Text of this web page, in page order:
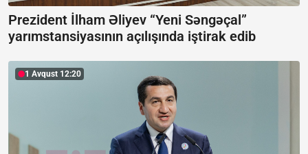
Prezident İlham Əliyev “Yeni Səngəçal”
yarımstansiyasının açılışında iştirak edib
1 Avqust 12:20